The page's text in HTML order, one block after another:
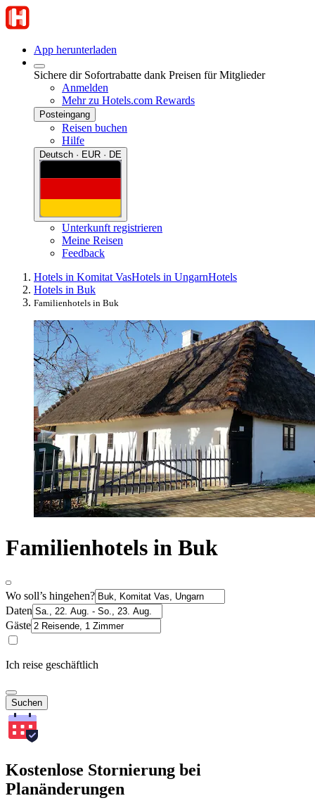
App herunterladen
Sichere dir Sofortrabatte dank Preisen für Mitglieder
Anmelden
Mehr zu Hotels.com Rewards
Posteingang
Reisen buchen
Hilfe
Deutsch · EUR · DE
Unterkunft registrieren
Meine Reisen
Feedback
Hotels in Komitat VasHotels in UngarnHotels
Hotels in Buk
Familienhotels in Buk
Familienhotels in Buk
Wo soll’s hingehen?
Daten
Gäste
Ich reise geschäftlich
Suchen
Kostenlose Stornierung bei
Planänderungen